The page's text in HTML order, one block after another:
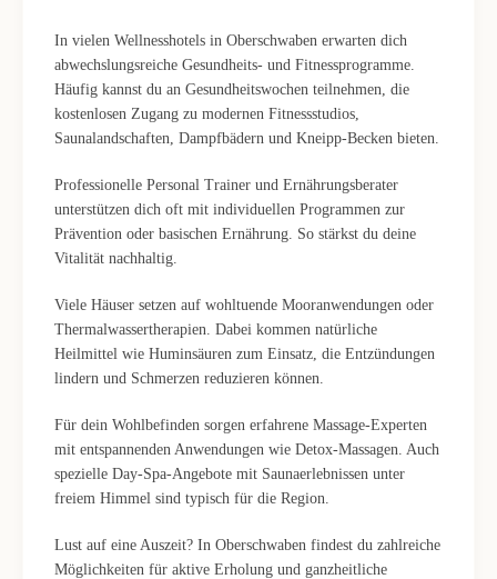
In vielen Wellnesshotels in Oberschwaben erwarten dich
abwechslungsreiche Gesundheits- und Fitnessprogramme.
Häufig kannst du an Gesundheitswochen teilnehmen, die
kostenlosen Zugang zu modernen Fitnessstudios,
Saunalandschaften, Dampfbädern und Kneipp-Becken bieten.
Professionelle Personal Trainer und Ernährungsberater
unterstützen dich oft mit individuellen Programmen zur
Prävention oder basischen Ernährung. So stärkst du deine
Vitalität nachhaltig.
Viele Häuser setzen auf wohltuende Mooranwendungen oder
Thermalwassertherapien. Dabei kommen natürliche
Heilmittel wie Huminsäuren zum Einsatz, die Entzündungen
lindern und Schmerzen reduzieren können.
Für dein Wohlbefinden sorgen erfahrene Massage-Experten
mit entspannenden Anwendungen wie Detox-Massagen. Auch
spezielle Day-Spa-Angebote mit Saunaerlebnissen unter
freiem Himmel sind typisch für die Region.
Lust auf eine Auszeit? In Oberschwaben findest du zahlreiche
Möglichkeiten für aktive Erholung und ganzheitliche